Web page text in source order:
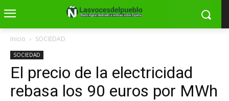
Inicio SOCIEDAD
SOCIEDAD
El precio de la electricidad
rebasa los 90 euros por MWh